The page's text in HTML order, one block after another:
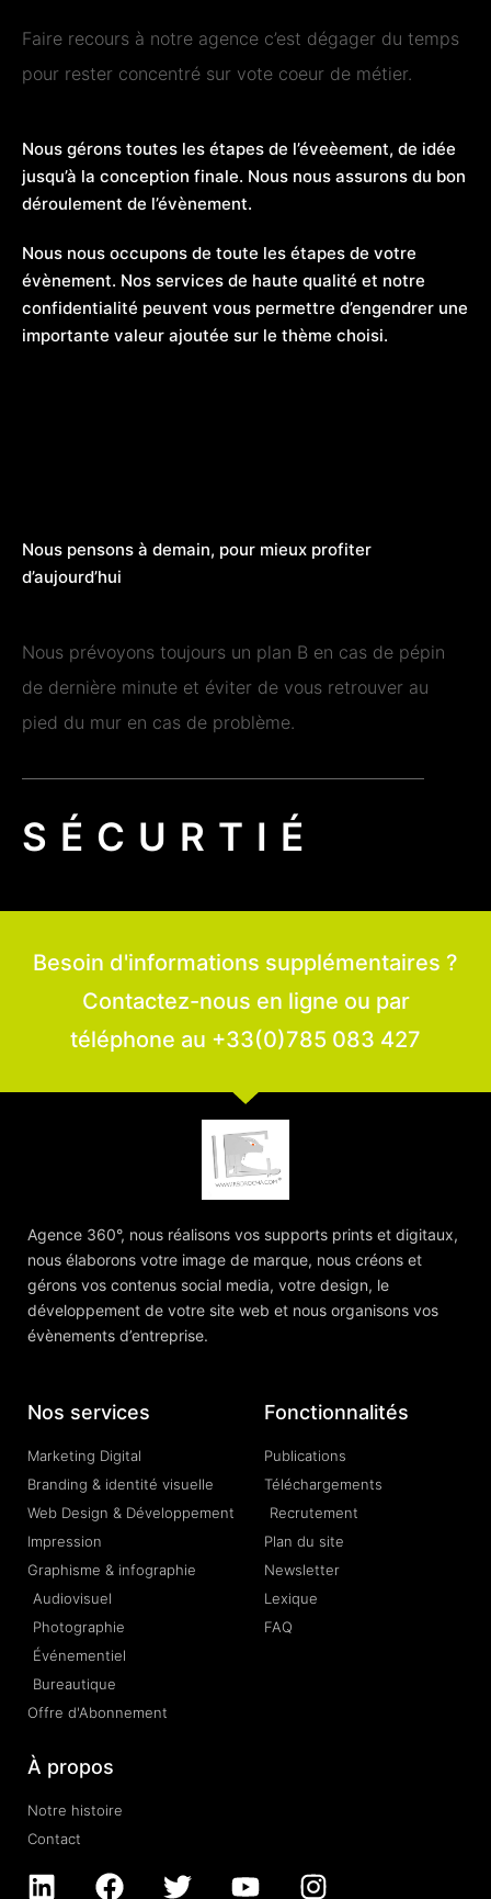
Faire recours à notre agence c’est dégager du temps
pour rester concentré sur vote coeur de métier.
Nous gérons toutes les étapes de l’éveèement, de idée
jusqu’à la conception finale. Nous nous assurons du bon
déroulement de l’évènement.
Nous nous occupons de toute les étapes de votre
évènement. Nos services de haute qualité et notre
confidentialité peuvent vous permettre d’engendrer une
importante valeur ajoutée sur le thème choisi.
Nous pensons à demain, pour mieux profiter
d’aujourd’hui
Nous prévoyons toujours un plan B en cas de pépin
de dernière minute et éviter de vous retrouver au
pied du mur en cas de problème.
SÉCURTIÉ
Besoin d'informations supplémentaires ?
Contactez-nous en ligne ou par
téléphone au +33(0)785 083 427
Agence 360°, nous réalisons vos supports prints et digitaux,
nous élaborons votre image de marque, nous créons et
gérons vos contenus social media, votre design, le
développement de votre site web et nous organisons vos
évènements d’entreprise.
Nos services
Marketing Digital
Branding & identité visuelle
Web Design & Développement
Impression
Graphisme & infographie
Audiovisuel
Photographie
Événementiel
Bureautique
Offre d'Abonnement
Fonctionnalités
Publications
Téléchargements
Recrutement
Plan du site
Newsletter
Lexique
FAQ
À propos
Notre histoire
Contact